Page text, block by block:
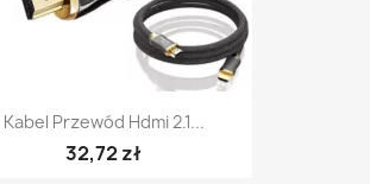
Kabel Przewód Hdmi 2.1...
32,72 zł